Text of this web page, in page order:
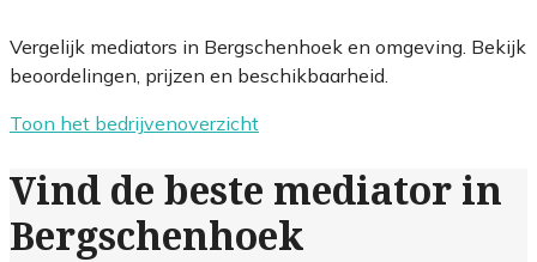
Vergelijk mediators in Bergschenhoek en omgeving. Bekijk
beoordelingen, prijzen en beschikbaarheid.
Toon het bedrijvenoverzicht
Vind de beste mediator in
Bergschenhoek